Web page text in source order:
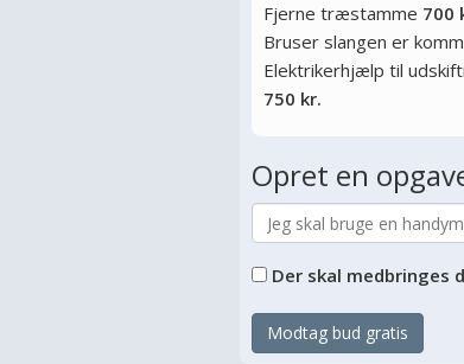
Fjerne træstamme 700
Bruser slangen er
Elektrikerhjælp til
750 kr.
Opret en
Der skal
Modtag bud gratis